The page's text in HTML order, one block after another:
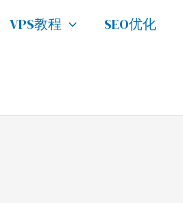
VPS教程 SEO优化